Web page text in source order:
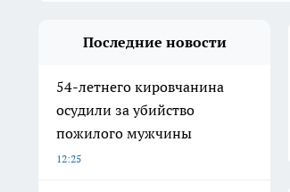
Последние новости
54-летнего кировчанина
осудили за убийство
пожилого мужчины
12:25